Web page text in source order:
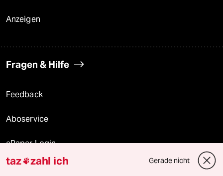
Anzeigen
Fragen & Hilfe
Feedback
Aboservice
ePaper Login
Downloads für Abonnierende
taz zahl ich Gerade nicht